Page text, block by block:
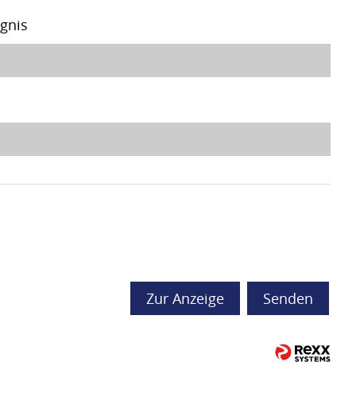
Zur Anzeige Senden